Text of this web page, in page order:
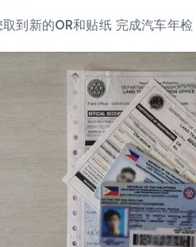
到新的OR和贴纸 完成汽车年检